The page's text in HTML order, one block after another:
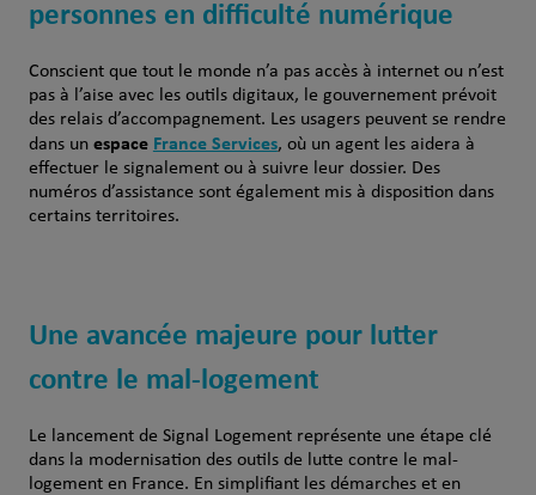
personnes en difficulté numérique
Conscient que tout le monde n’a pas accès à internet ou n’est
pas à l’aise avec les outils digitaux, le gouvernement prévoit
des relais d’accompagnement. Les usagers peuvent se rendre
dans un espace France Services, où un agent les aidera à
effectuer le signalement ou à suivre leur dossier. Des
numéros d’assistance sont également mis à disposition dans
certains territoires.
Une avancée majeure pour lutter
contre le mal-logement
Le lancement de Signal Logement représente une étape clé
dans la modernisation des outils de lutte contre le mal-
logement en France. En simplifiant les démarches et en